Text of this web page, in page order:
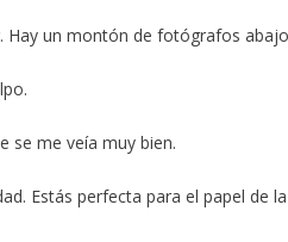
Hay un montón de fotógrafos
se me veía muy bien.
Estás perfecta para el papel de